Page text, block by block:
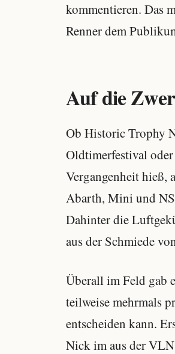
kommentieren. Das
Renner dem
Auf die
Ob Historic Trophy
Oldtimerfestival
Vergangenheit hieß,
Abarth, Mini und
Dahinter die
aus der Schmiede
Überall im Feld gab
teilweise mehrmals
entscheiden kann.
Nick im aus der